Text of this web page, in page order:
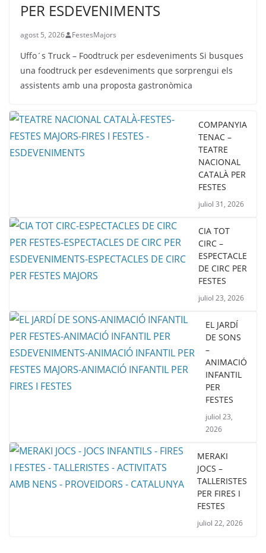
PER ESDEVENIMENTS
agost 5, 2026 FestesMajors
Uffo´s Truck – Foodtruck per esdeveniments Si busques
una foodtruck per esdeveniments que sorprengui els
assistents amb una proposta gastronòmica
COMPANYIA
TENAC –
TEATRE
NACIONAL
CATALÀ PER
FESTES
juliol 31, 2026
CIA TOT
CIRC –
ESPECTACLE
DE CIRC PER
FESTES
juliol 23, 2026
EL JARDÍ
DE SONS
–
ANIMACIÓ
INFANTIL
PER
FESTES
juliol 23,
2026
MERAKI
JOCS –
TALLERISTES
PER FIRES I
FESTES
juliol 22, 2026